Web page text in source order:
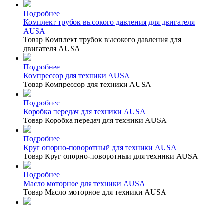
Подробнее
Комплект трубок высокого давления для двигателя
AUSA
Товар Комплект трубок высокого давления для
двигателя AUSA
Подробнее
Компрессор для техники AUSA
Товар Компрессор для техники AUSA
Подробнее
Коробка передач для техники AUSA
Товар Коробка передач для техники AUSA
Подробнее
Круг опорно-поворотный для техники AUSA
Товар Круг опорно-поворотный для техники AUSA
Подробнее
Масло моторное для техники AUSA
Товар Масло моторное для техники AUSA